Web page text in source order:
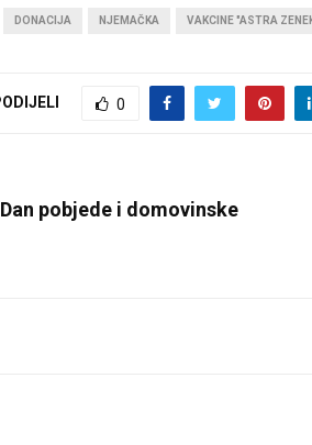
DONACIJA NJEMAČKA VAKCINE "ASTRA
0
pobjede i domovinske